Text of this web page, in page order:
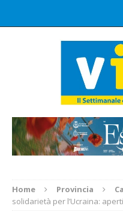
Home Provincia
solidarietà per l’Ucraina: